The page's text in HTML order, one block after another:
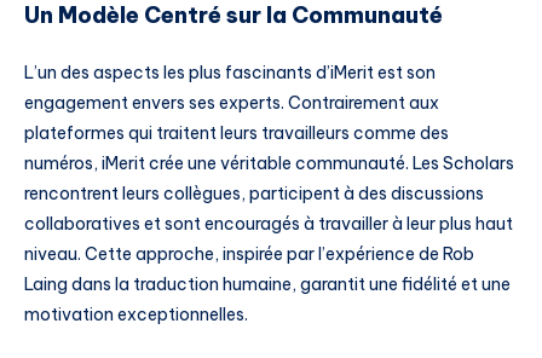
Un Modèle Centré sur la Communauté
L’un des aspects les plus fascinants d’iMerit est son
engagement envers ses experts. Contrairement aux
plateformes qui traitent leurs travailleurs comme des
numéros, iMerit crée une véritable communauté. Les Scholars
rencontrent leurs collègues, participent à des discussions
collaboratives et sont encouragés à travailler à leur plus haut
niveau. Cette approche, inspirée par l’expérience de Rob
Laing dans la traduction humaine, garantit une fidélité et une
motivation exceptionnelles.